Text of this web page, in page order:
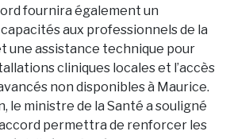
fournira également un
aux professionnels de la
une assistance technique pour
cliniques locales et l’accès
non disponibles à Maurice.
le ministre de la Santé a souligné
permettra de renforcer les